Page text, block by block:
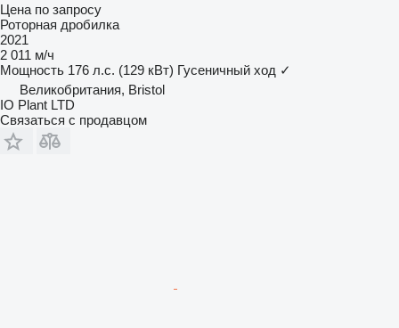
Цена по запросу
Роторная дробилка
2021
2 011 м/ч
Мощность 176 л.с. (129 кВт) Гусеничный ход ✓
Великобритания, Bristol
IO Plant LTD
Связаться с продавцом